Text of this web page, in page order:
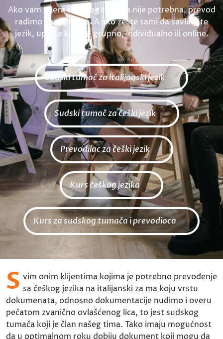
Ako vam overa sudskog tumača nije potrebna, prevod
radimo i bez pečata. A ako želite sami da savladate
jezik, upišite kurs — grupno, individualno ili online.
Sudski tumač za italijanski jezik
Sudski tumač za češki jezik
Prevodilac za češki jezik
Kurs češkog jezika
Kurs za sudskog tumača i prevodioca
S vim onim klijentima kojima je potrebno prevođenje
sa češkog jezika na italijanski za ma koju vrstu
dokumenata, odnosno dokumentacije nudimo i overu
pečatom zvanično ovlašćenog lica, to jest sudskog
tumača koji je član našeg tima. Tako imaju mogućnost
da u optimalnom roku dobiju dokument koji mogu da